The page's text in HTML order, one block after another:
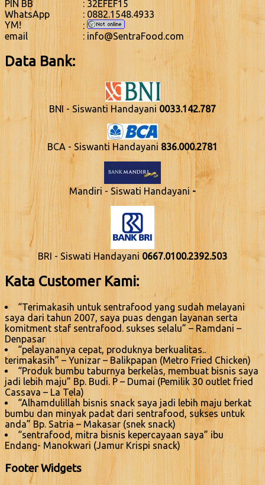
PIN BB
: 32EFEF15
WhatsApp
: 0882.1548.4933
YM!
:
email
: info@SentraFood.com
Data Bank:
BNI - Siswanti Handayani 0033.142.787
BCA - Siswanti Handayani 836.000.2781
Mandiri - Siswati Handayani -
BRI - Siswati Handayani 0667.0100.2392.503
Kata Customer Kami:
“Terimakasih untuk sentrafood yang sudah melayani
saya dari tahun 2007, saya puas dengan layanan serta
komitment staf sentrafood. sukses selalu” – Ramdani –
Denpasar
“pelayananya cepat, produknya berkualitas..
terimakasih” – Yunizar – Balikpapan (Metro Fried Chicken)
“Produk bumbu taburnya berkelas, membuat bisnis saya
jadi lebih maju” Bp. Budi. P – Dumai (Pemilik 30 outlet fried
Cassava – La Tela)
“Alhamdulillah bisnis snack saya jadi lebih maju berkat
bumbu dan minyak padat dari sentrafood, sukses untuk
anda” Bp. Satria – Makasar (snek snack)
“sentrafood, mitra bisnis kepercayaan saya” ibu
Endang- Manokwari (Jamur Krispi snack)
Footer Widgets